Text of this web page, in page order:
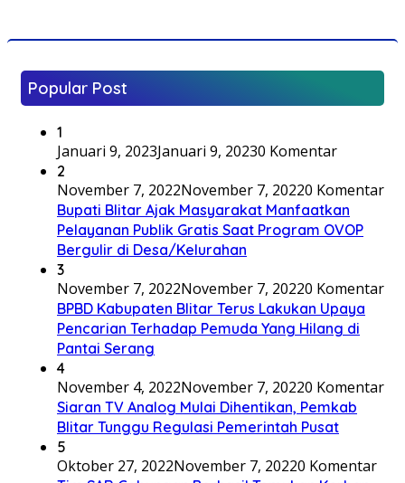
Popular Post
1
Januari 9, 2023Januari 9, 20230 Komentar
2
November 7, 2022November 7, 20220 Komentar
Bupati Blitar Ajak Masyarakat Manfaatkan
Pelayanan Publik Gratis Saat Program OVOP
Bergulir di Desa/Kelurahan
3
November 7, 2022November 7, 20220 Komentar
BPBD Kabupaten Blitar Terus Lakukan Upaya
Pencarian Terhadap Pemuda Yang Hilang di
Pantai Serang
4
November 4, 2022November 7, 20220 Komentar
Siaran TV Analog Mulai Dihentikan, Pemkab
Blitar Tunggu Regulasi Pemerintah Pusat
5
Oktober 27, 2022November 7, 20220 Komentar